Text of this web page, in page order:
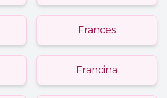
Frances
Francina